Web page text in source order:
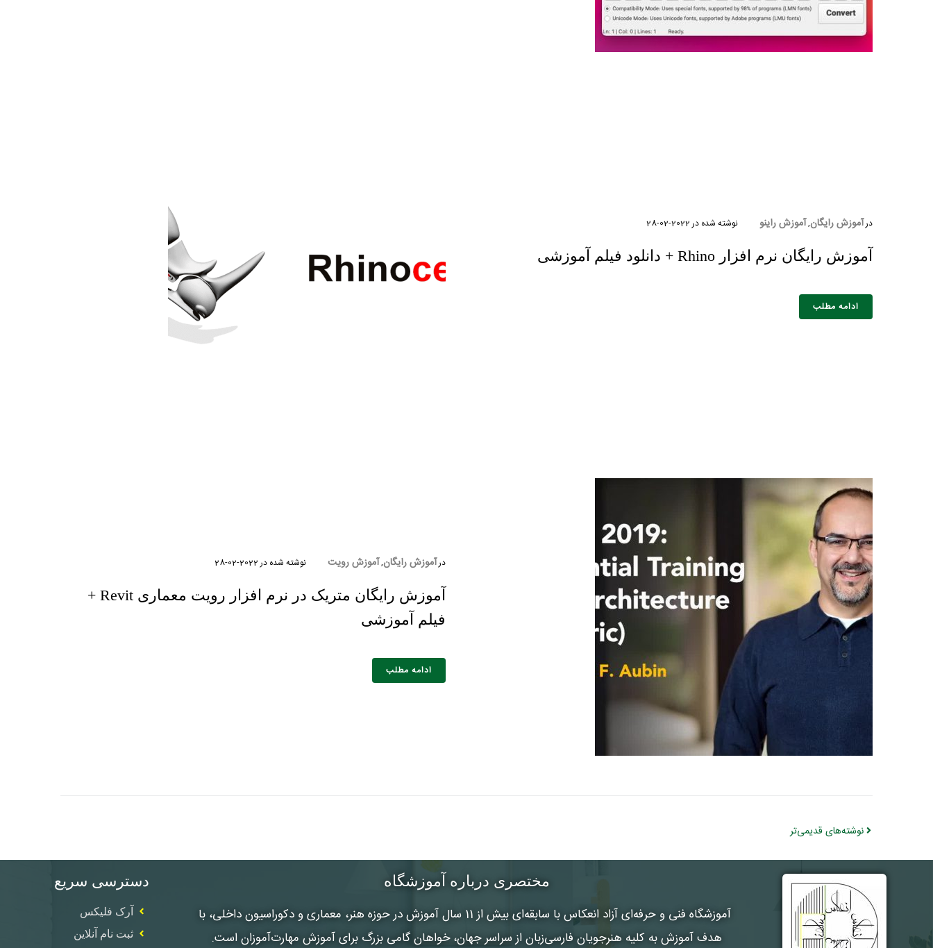
درآموزش رایگان,آموزش راینو نوشته شده در 2022-02-28
آموزش رایگان نرم افزار Rhino + دانلود فیلم آموزشی
ادامه مطلب
درآموزش رایگان,آموزش رویت نوشته شده در2022-02-28
آموزش رایگان متریک در نرم افزار رویت معماری Revit +
فیلم آموزشی
ادامه مطلب
نوشته‌های قدیمی‌تر
مختصری درباره آموزشگاه
آموزشگاه فنی و حرفه‌ای آزاد انعکاس
با سابقه‌ای بیش از 11 سال آموزش در حوزه هنر، معماری و دکوراسیون داخلی، با
هدف آموزش به کلیه هنرجویان فارسی‌زبان از سراسر جهان، خواهان گامی بزرگ برای آموزش مهارت‌آموزان است.
دسترسی سریع
آرک فلیکس
ثبت نام آنلاین